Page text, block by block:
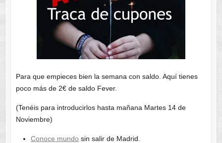
Para que empieces bien la semana con saldo. Aquí tienes
poco más de 2€ de saldo Fever.
(Tenéis para introducirlos hasta mañana Martes 14 de
Noviembre)
Conoce mundo sin salir de Madrid.